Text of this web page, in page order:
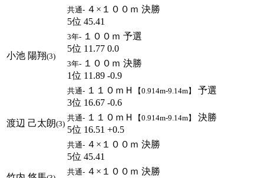
共通- ４×１００ｍ 決勝
5位 45.41
小池 陽翔(3)
3年- １００ｍ 予選
5位 11.77 0.0
3年- １００ｍ 決勝
1位 11.89 -0.9
渡辺 己太朗(3)
共通- １１０ｍＨ 【0.914m-9.14m】
予選
3位 16.67 -0.6
共通- １１０ｍＨ 【0.914m-9.14m】
決勝
5位 16.51 +0.5
共通- ４×１００ｍ 決勝
5位 45.41
共通- ４×１００ｍ 決勝